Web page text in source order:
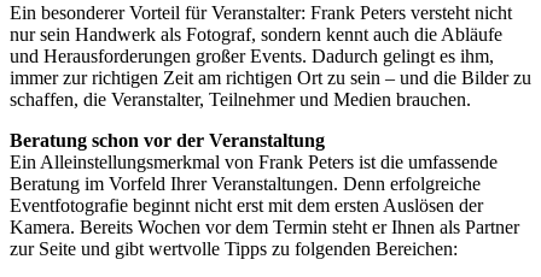
Ein besonderer Vorteil für Veranstalter: Frank Peters versteht nicht
nur sein Handwerk als Fotograf, sondern kennt auch die Abläufe
und Herausforderungen großer Events. Dadurch gelingt es ihm,
immer zur richtigen Zeit am richtigen Ort zu sein – und die Bilder zu
schaffen, die Veranstalter, Teilnehmer und Medien brauchen.
Beratung schon vor der Veranstaltung
Ein Alleinstellungsmerkmal von Frank Peters ist die umfassende
Beratung im Vorfeld Ihrer Veranstaltungen. Denn erfolgreiche
Eventfotografie beginnt nicht erst mit dem ersten Auslösen der
Kamera. Bereits Wochen vor dem Termin steht er Ihnen als Partner
zur Seite und gibt wertvolle Tipps zu folgenden Bereichen: